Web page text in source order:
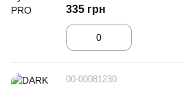
335 грн
00-00081230